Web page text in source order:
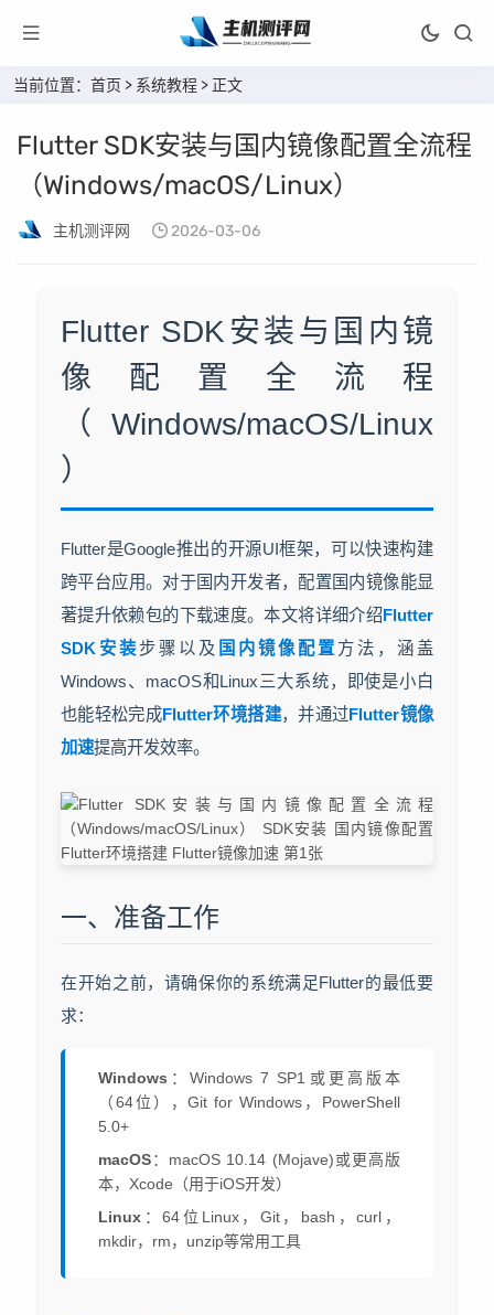
当前位置： 首页 > 系统教程 > 正文
Flutter SDK安装与国内镜像配置全流程
（Windows/macOS/Linux）
主机测评网 2026-03-06
Flutter SDK安装与国内镜
像配置全流程
（Windows/macOS/Linux
）
Flutter是Google推出的开源UI框架，可以快速构建
跨平台应用。对于国内开发者，配置国内镜像能显
著提升依赖包的下载速度。本文将详细介绍Flutter
SDK安装步骤以及 国内镜像配置 方法，涵盖
Windows、macOS和Linux三大系统，即使是小白
也能轻松完成Flutter环境搭建，并通过Flutter镜像
加速提高开发效率。
一、准备工作
在开始之前，请确保你的系统满足Flutter的最低要
求：
Windows ：Windows 7 SP1或更高版本
（64位），Git for Windows，PowerShell
5.0+
macOS：macOS 10.14 (Mojave)或更高版
本，Xcode（用于iOS开发）
Linux ：64位Linux，Git，bash，curl，
mkdir，rm，unzip等常用工具